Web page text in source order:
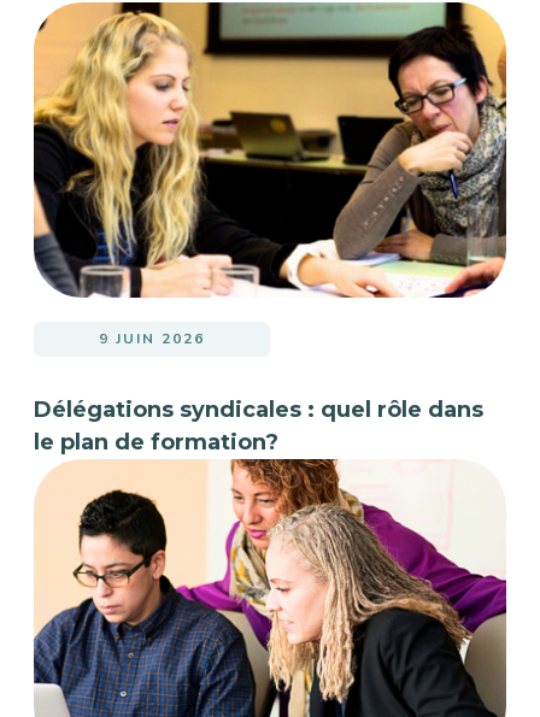
9 JUIN 2026
Délégations syndicales : quel rôle dans
le plan de formation?